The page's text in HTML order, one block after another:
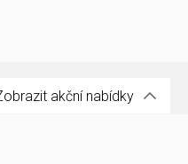
akční nabídky